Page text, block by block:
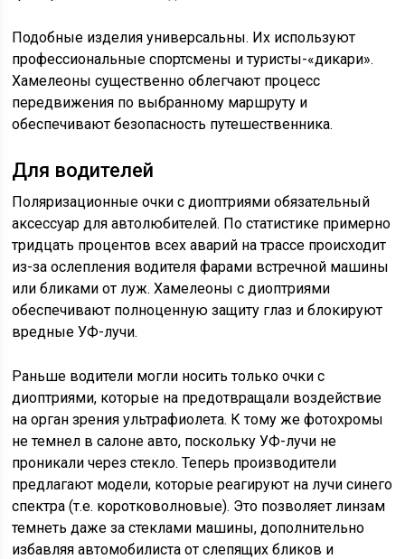
Подобные изделия универсальны. Их используют
профессиональные спортсмены и туристы-«дикари».
Хамелеоны существенно облегчают процесс
передвижения по выбранному маршруту и
обеспечивают безопасность путешественника.
Для водителей
Поляризационные очки с диоптриями обязательный
аксессуар для автолюбителей. По статистике примерно
тридцать процентов всех аварий на трассе происходит
из-за ослепления водителя фарами встречной машины
или бликами от луж. Хамелеоны с диоптриями
обеспечивают полноценную защиту глаз и блокируют
вредные УФ-лучи.
Раньше водители могли носить только очки с
диоптриями, которые на предотвращали воздействие
на орган зрения ультрафиолета. К тому же фотохромы
не темнел в салоне авто, поскольку УФ-лучи не
проникали через стекло. Теперь производители
предлагают модели, которые реагируют на лучи синего
спектра (т.е. коротковолновые). Это позволяет линзам
темнеть даже за стеклами машины, дополнительно
избавляя автомобилиста от слепящих бликов и